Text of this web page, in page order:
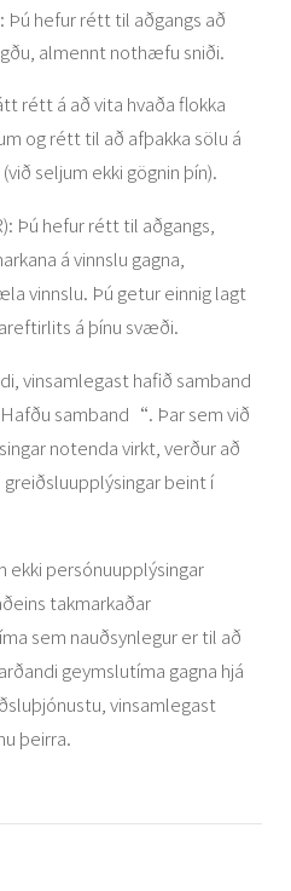
Þú hefur rétt til aðgangs að
almennt nothæfu sniði.
rétt á að vita hvaða flokka
og rétt til að afþakka sölu á
seljum ekki gögnin þín).
Þú hefur rétt til aðgangs,
á vinnslu gagna,
vinnslu. Þú getur einnig lagt
á þínu svæði.
vinsamlegast hafið samband
samband“. Þar sem við
notenda virkt, verður að
beint í
ekki persónuupplýsingar
takmarkaðar
sem nauðsynlegur er til að
geymslutíma gagna hjá
vinsamlegast
þeirra.